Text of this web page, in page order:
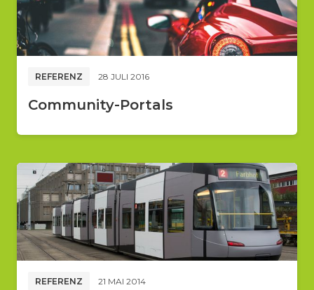
REFERENZ 28 JULI 2016
Community-Portals
REFERENZ 21 MAI 2014